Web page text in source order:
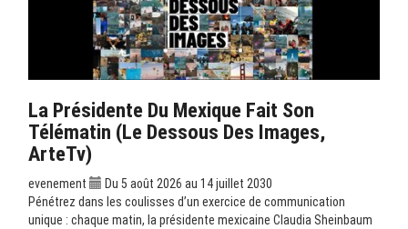
La Présidente Du Mexique Fait Son
Télématin (Le Dessous Des Images,
ArteTv)
evenement
Du 5 août 2026 au 14 juillet 2030
Pénétrez dans les coulisses d’un exercice de communication
unique : chaque matin, la présidente mexicaine Claudia Sheinbaum